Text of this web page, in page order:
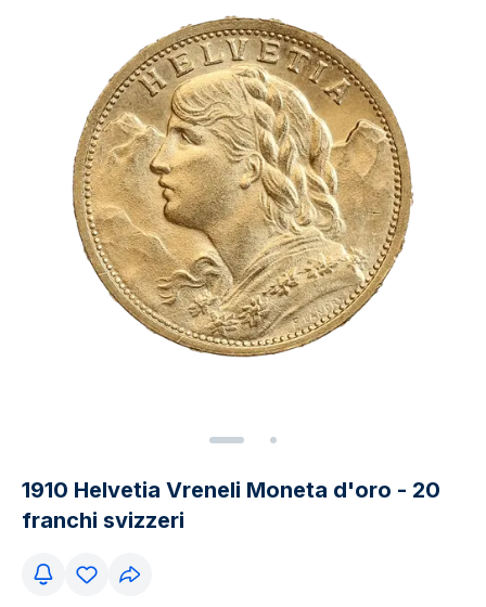
1910 Helvetia Vreneli Moneta d'oro - 20
franchi svizzeri